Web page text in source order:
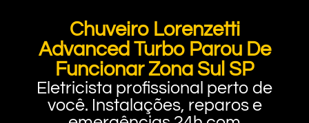
Chuveiro Lorenzetti
Advanced Turbo Parou De
Funcionar Zona Sul SP
Eletricista profissional perto de
você. Instalações, reparos e